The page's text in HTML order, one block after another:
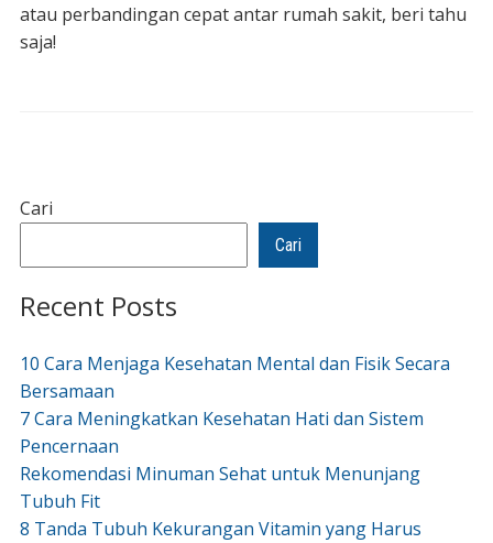
Cari
Cari
Recent Posts
10 Cara Menjaga Kesehatan Mental dan Fisik Secara
Bersamaan
7 Cara Meningkatkan Kesehatan Hati dan Sistem
Pencernaan
Rekomendasi Minuman Sehat untuk Menunjang
Tubuh Fit
8 Tanda Tubuh Kekurangan Vitamin yang Harus
atau perbandingan cepat antar rumah sakit, beri tahu
saja!